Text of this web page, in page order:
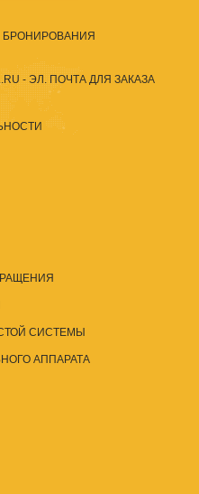
БРОНИРОВАНИЯ
- ЭЛ. ПОЧТА ДЛЯ ЗАКАЗА
СИСТЕМЫ
АППАРАТА